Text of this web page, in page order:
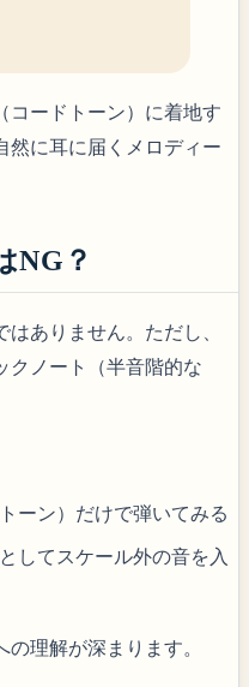
コードトーン）に着地す
然に耳に届くメロディー
NG？
ありません。ただし、
クノート（半音階的な
ーン）だけで弾いてみる
してスケール外の音を入
理解が深まります。